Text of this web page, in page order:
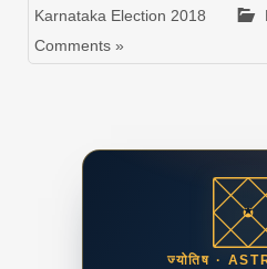
Karnataka Election 2018
Comments »
ज्योतिष ·